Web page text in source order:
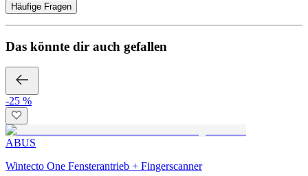
Häufige Fragen
Das könnte dir auch gefallen
-25 %
ABUS
Wintecto One Fensterantrieb + Fingerscanner